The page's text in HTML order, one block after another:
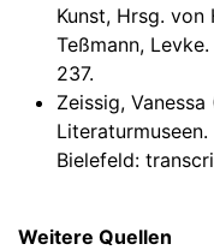
Kunst, Hrsg. von
Teßmann,
237.
Zeissig,
Bielefeld:
Weitere Quellen